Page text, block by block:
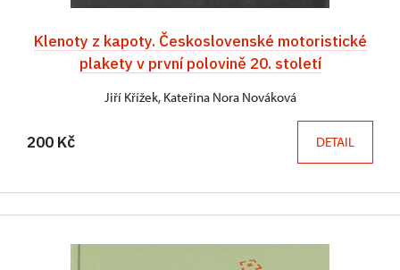
Klenoty z kapoty. Československé motoristické
plakety v první polovině 20. století
Jiří Křížek, Kateřina Nora Nováková
200 Kč DETAIL